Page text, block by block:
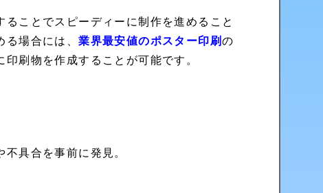
ことでスピーディーに制作を進めること
る場合には、業界最安値のポスター印刷の
刷物を作成することが可能です。
具合を事前に発見。